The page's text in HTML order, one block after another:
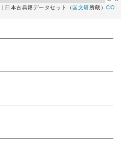
| 日本古典籍データセット（国文研所蔵） CO